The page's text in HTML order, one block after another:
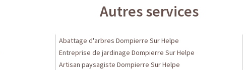
Autres services
Abattage d'arbres Dompierre Sur Helpe
Entreprise de jardinage Dompierre Sur Helpe
Artisan paysagiste Dompierre Sur Helpe